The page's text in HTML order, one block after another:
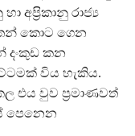
අප‍්‍රිකානු රාජ්‍ය
කොට ගෙන
දංකුඩ කන
විය හැකිය.
එය වුව ප‍්‍රමාණවත්
පෙනෙන